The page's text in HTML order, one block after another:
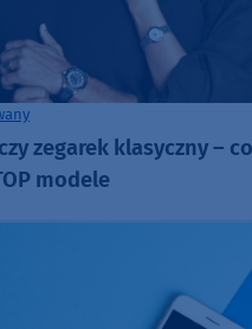
zegarek klasyczny –
modele